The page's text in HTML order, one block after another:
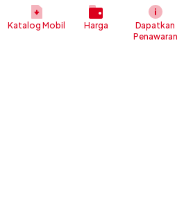
Katalog Mobil Harga
Dapatkan
Penawaran